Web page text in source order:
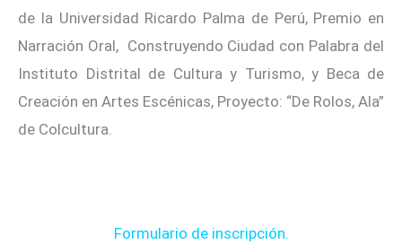
de la Universidad Ricardo Palma de Perú, Premio en
Narración Oral, Construyendo Ciudad con Palabra del
Instituto Distrital de Cultura y Turismo, y Beca de
Creación en Artes Escénicas, Proyecto: “De Rolos, Ala”
de Colcultura.
Formulario de inscripción.